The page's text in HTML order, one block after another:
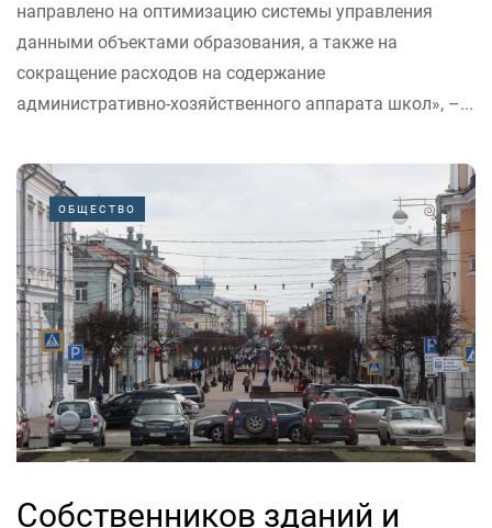
направлено на оптимизацию системы управления
данными объектами образования, а также на
сокращение расходов на содержание
административно-хозяйственного аппарата школ», –...
ОБЩЕСТВО
Собственников зданий и